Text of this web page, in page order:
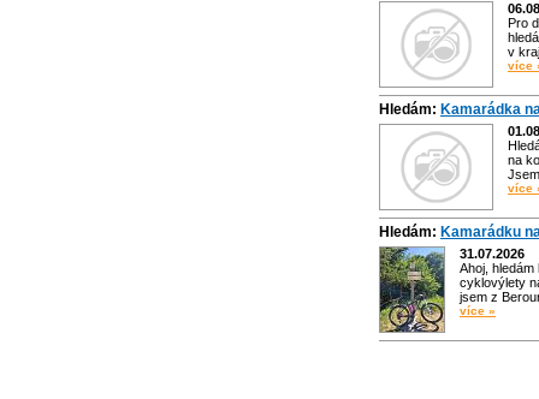
Pro
v
více
Hledám: Kamarádka
na
více
Hledám: Kamarádku
31.07.2026
Ahoj,
cyklovýlety
jsem z
více »